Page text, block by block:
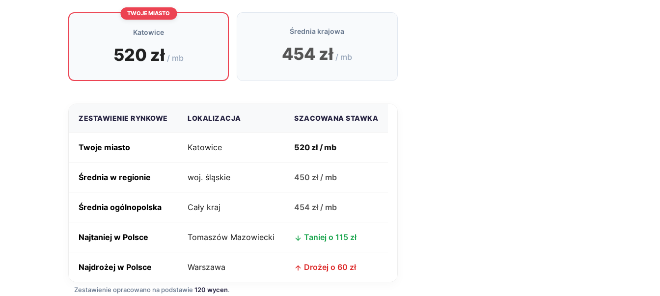
TWOJE MIASTO
Katowice
520 zł / mb
Średnia krajowa
454 zł / mb
ZESTAWIENIE RYNKOWE LOKALIZACJA SZACOWANA STAWKA
Twoje miasto Katowice 520 zł / mb
Średnia w regionie woj. śląskie 450 zł / mb
Średnia ogólnopolska Cały kraj 454 zł / mb
Najtaniej w Polsce Tomaszów Mazowiecki Taniej o 115 zł
Najdrożej w Polsce Warszawa Drożej o 60 zł
Zestawienie opracowano na podstawie 120 wycen.